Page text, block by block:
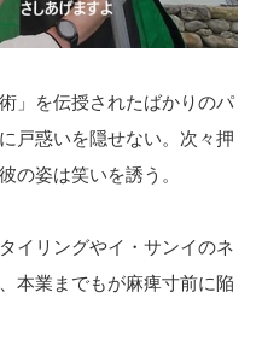
」を伝授されたばかりのパ
戸惑いを隠せない。次々押
の姿は笑いを誘う。
イリングやイ・サンイのネ
本業までもが麻痺寸前に陥